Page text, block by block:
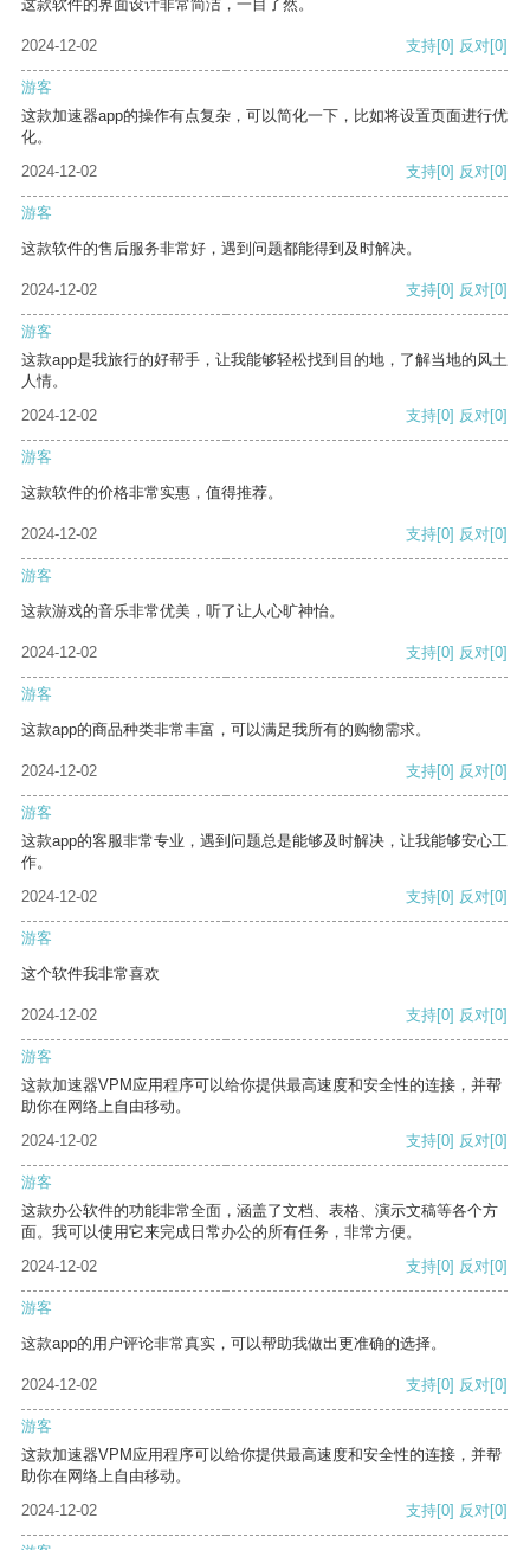
这款软件的界面设计非常简洁，一目了然。
2024-12-02 支持[0] 反对[0]
游客
这款加速器app的操作有点复杂，可以简化一下，比如将设置页面进行优
化。
2024-12-02
支持[0] 反对[0]
游客
这款软件的售后服务非常好，遇到问题都能得到及时解决。
2024-12-02 支持[0] 反对[0]
游客
这款app是我旅行的好帮手，让我能够轻松找到目的地，了解当地的风土
人情。
2024-12-02
支持[0] 反对[0]
游客
这款软件的价格非常实惠，值得推荐。
2024-12-02 支持[0] 反对[0]
游客
这款游戏的音乐非常优美，听了让人心旷神怡。
2024-12-02 支持[0] 反对[0]
游客
这款app的商品种类非常丰富，可以满足我所有的购物需求。
2024-12-02 支持[0] 反对[0]
游客
这款app的客服非常专业，遇到问题总是能够及时解决，让我能够安心工
作。
2024-12-02
支持[0] 反对[0]
游客
这个软件我非常喜欢
2024-12-02 支持[0] 反对[0]
游客
这款加速器VPM应用程序可以给你提供最高速度和安全性的连接，并帮
助你在网络上自由移动。
2024-12-02
支持[0] 反对[0]
游客
这款办公软件的功能非常全面，涵盖了文档、表格、演示文稿等各个方
面。我可以使用它来完成日常办公的所有任务，非常方便。
2024-12-02
支持[0] 反对[0]
游客
这款app的用户评论非常真实，可以帮助我做出更准确的选择。
2024-12-02 支持[0] 反对[0]
游客
这款加速器VPM应用程序可以给你提供最高速度和安全性的连接，并帮
助你在网络上自由移动。
2024-12-02
支持[0] 反对[0]